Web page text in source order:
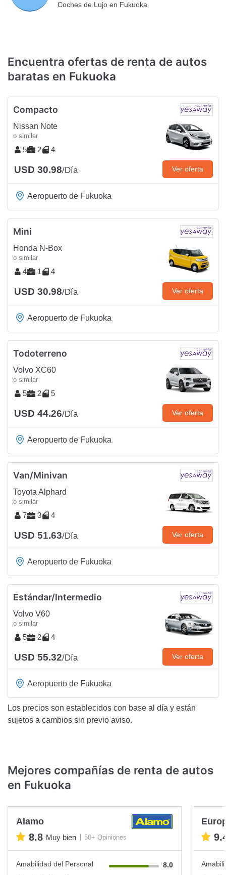
Coches de Lujo en Fukuoka
Encuentra ofertas de renta de autos
baratas en Fukuoka
Compacto
Nissan Note
o similar
5 2 4
USD 30.98/Día Ver oferta
Aeropuerto de Fukuoka
Mini
Honda N-Box
o similar
4 1 4
USD 30.98/Día Ver oferta
Aeropuerto de Fukuoka
Todoterreno
Volvo XC60
o similar
5 2 5
USD 44.26/Día Ver oferta
Aeropuerto de Fukuoka
Van/Minivan
Toyota Alphard
o similar
7 3 4
USD 51.63/Día Ver oferta
Aeropuerto de Fukuoka
Estándar/Intermedio
Volvo V60
o similar
5 2 4
USD 55.32/Día Ver oferta
Aeropuerto de Fukuoka
Los precios son establecidos con base al día y están
sujetos a cambios sin previo aviso.
Mejores compañías de renta de autos
en Fukuoka
Alamo
8.8 Muy bien 50+ Opiniones
Amabilidad del Personal
8.0